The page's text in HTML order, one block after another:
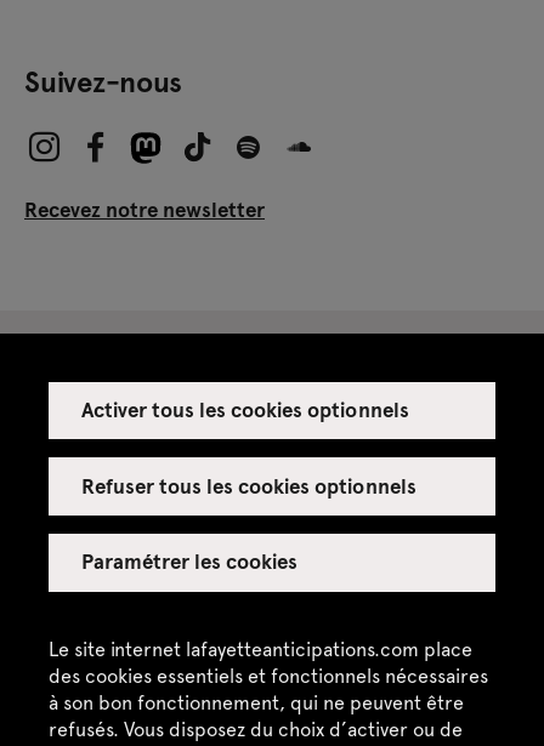
Le site internet lafayetteanticipations.com place
des cookies essentiels et fonctionnels nécessaires
à son bon fonctionnement, qui ne peuvent être
refusés. Vous disposez du choix d’activer ou de
Activer tous les cookies optionnels
Refuser tous les cookies optionnels
Paramétrer les cookies
Suivez-nous
Recevez notre newsletter
Espace presse
Espace enseignant·es
Espace privatisations
Crédits
Mentions légales
Politique de confidentialité
CGU / CGV